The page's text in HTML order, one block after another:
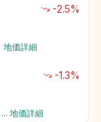
-2.5%
地価詳細
-1.3%
... 地価詳細